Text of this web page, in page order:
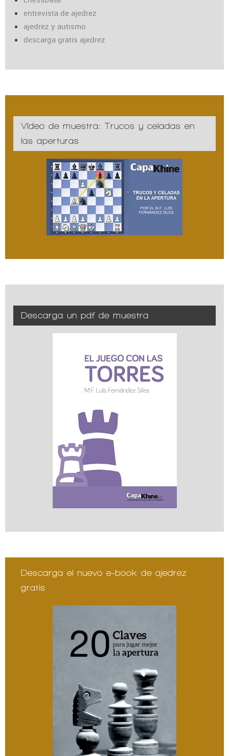
entrevista de ajedrez
ajedrez y autismo
descarga gratis ajedrez
Vídeo de muestra: Trucos y celadas en
las aperturas
Descarga un pdf de muestra
Descarga el nuevo e-book de ajedrez
gratis